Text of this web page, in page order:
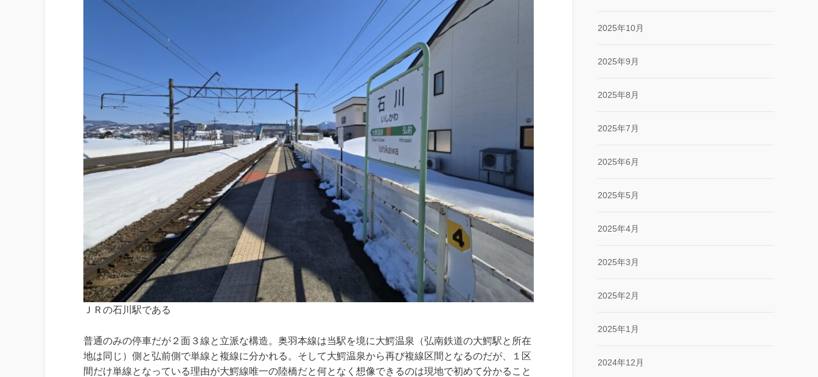
ＪＲの石川駅である
普通のみの停車だが２面３線と立派な構造。奥羽本線は当駅を境に大鰐温泉（弘南鉄道の大鰐駅と所在
地は同じ）側と弘前側で単線と複線に分かれる。そして大鰐温泉から再び複線区間となるのだが、１区
間だけ単線となっている理由が大鰐線唯一の陸橋だと何となく想像できるのは現地で初めて分かること
2025年10月
2025年9月
2025年8月
2025年7月
2025年6月
2025年5月
2025年4月
2025年3月
2025年2月
2025年1月
2024年12月